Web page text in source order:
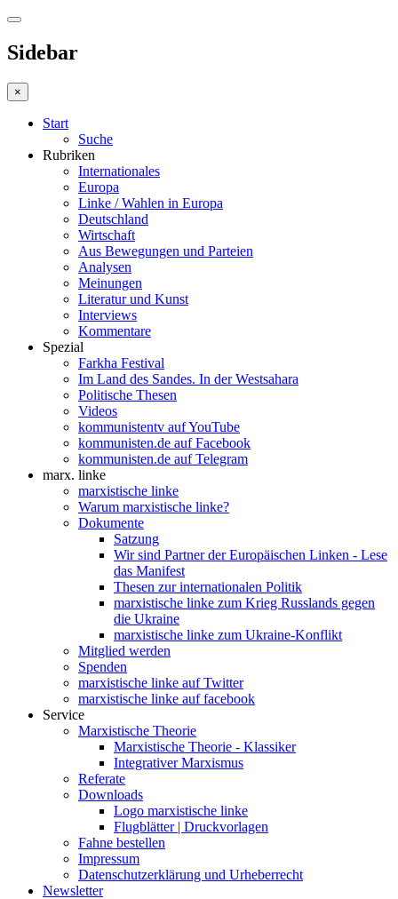
Sidebar
×
Start
Suche
Rubriken
Internationales
Europa
Linke / Wahlen in Europa
Deutschland
Wirtschaft
Aus Bewegungen und Parteien
Analysen
Meinungen
Literatur und Kunst
Interviews
Kommentare
Spezial
Farkha Festival
Im Land des Sandes. In der Westsahara
Politische Thesen
Videos
kommunistentv auf YouTube
kommunisten.de auf Facebook
kommunisten.de auf Telegram
marx. linke
marxistische linke
Warum marxistische linke?
Dokumente
Satzung
Wir sind Partner der Europäischen Linken - Lese
das Manifest
Thesen zur internationalen Politik
marxistische linke zum Krieg Russlands gegen
die Ukraine
marxistische linke zum Ukraine-Konflikt
Mitglied werden
Spenden
marxistische linke auf Twitter
marxistische linke auf facebook
Service
Marxistische Theorie
Marxistische Theorie - Klassiker
Integrativer Marxismus
Referate
Downloads
Logo marxistische linke
Flugblätter | Druckvorlagen
Fahne bestellen
Impressum
Datenschutzerklärung und Urheberrecht
Newsletter